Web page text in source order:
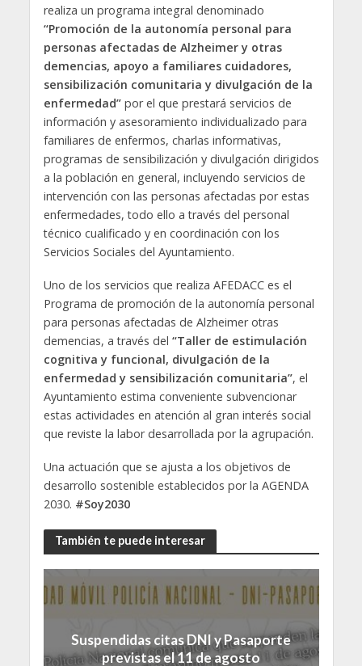
realiza un programa integral denominado
“Promoción de la autonomía personal para
personas afectadas de Alzheimer y otras
demencias, apoyo a familiares cuidadores,
sensibilización comunitaria y divulgación de la
enfermedad”por el que prestará servicios de
información y asesoramiento individualizado para
familiares de enfermos, charlas informativas,
programas de sensibilización y divulgación dirigidos
a la población en general, incluyendo servicios de
intervención con las personas afectadas por estas
enfermedades, todo ello a través del personal
técnico cualificado y en coordinación con los
Servicios Sociales del Ayuntamiento.
Uno de los servicios que realiza AFEDACC es el
Programa de promoción de la autonomía personal
para personas afectadas de Alzheimer otras
demencias, a través del “Taller de estimulación
cognitiva y funcional, divulgación de la
enfermedad y sensibilización comunitaria”, el
Ayuntamiento estima conveniente subvencionar
estas actividades en atención al gran interés social
que reviste la labor desarrollada por la agrupación.
Una actuación que se ajusta a los objetivos de
desarrollo sostenible establecidos por la AGENDA
2030. #Soy2030
También te puede interesar
Suspendidas citas DNI y Pasaporte
previstas el 11 de agosto